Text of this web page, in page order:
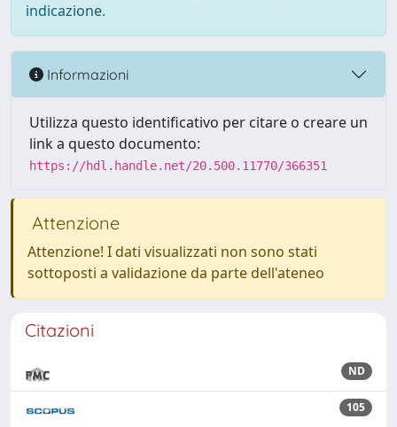
indicazione.
Informazioni
Utilizza questo identificativo per citare o creare un
link a questo documento:
https://hdl.handle.net/20.500.11770/366351
Attenzione
Attenzione! I dati visualizzati non sono stati
sottoposti a validazione da parte dell'ateneo
Citazioni
ND
105